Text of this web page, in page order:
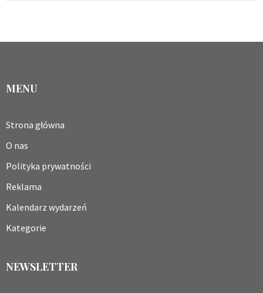
MENU
Strona główna
O nas
Polityka prywatności
Reklama
Kalendarz wydarzeń
Kategorie
NEWSLETTER